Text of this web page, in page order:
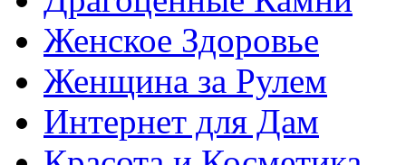
Женское Здоровье
Женщина за Рулем
Интернет для Дам